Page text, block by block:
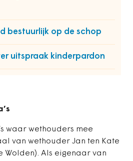
bestuurlijk op de schop
uitspraak kinderpardon
waar wethouders mee
van wethouder Jan ten Kate
Wolden). Als eigenaar van